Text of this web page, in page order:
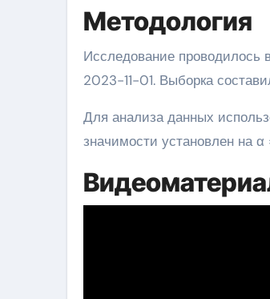
Методология
Исследование
2023-11-01. Выборка
Для анализа данных
значимости установлен на α